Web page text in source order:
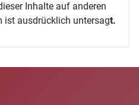
Inhalte auf anderen
ist ausdrücklich untersagt.